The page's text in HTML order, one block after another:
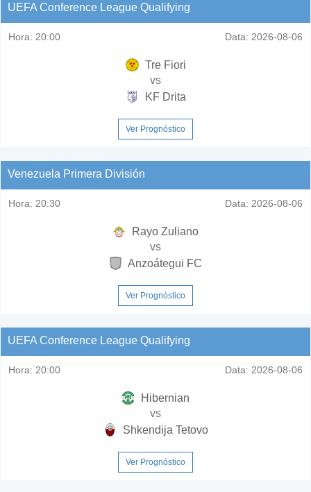
UEFA Conference League Qualifying
Hora: 20:00 Data: 2026-08-06
Tre Fiori
vs
KF Drita
Ver Prognóstico
Venezuela Primera División
Hora: 20:30 Data: 2026-08-06
Rayo Zuliano
vs
Anzoátegui FC
Ver Prognóstico
UEFA Conference League Qualifying
Hora: 20:00 Data: 2026-08-06
Hibernian
vs
Shkendija Tetovo
Ver Prognóstico